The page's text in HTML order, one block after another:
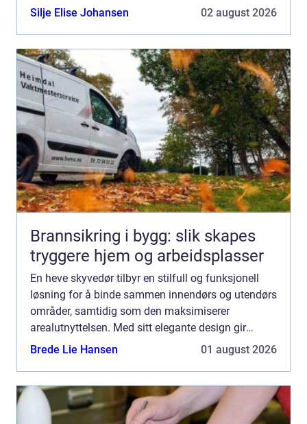
denne typen dør e...
Silje Elise Johansen 02 august 2026
Brannsikring i bygg: slik skapes
tryggere hjem og arbeidsplasser
En heve skyvedør tilbyr en stilfull og funksjonell
løsning for å binde sammen innendørs og utendørs
områder, samtidig som den maksimiserer
arealutnyttelsen. Med sitt elegante design gir
denne typen dør e...
Brede Lie Hansen 01 august 2026